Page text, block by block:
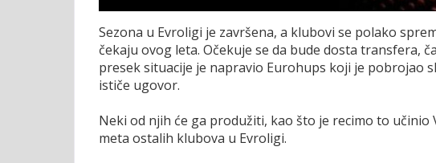
Sezona u Evroligi je završena, a klubovi se polako
čekaju ovog leta. Očekuje se da bude dosta transfera,
presek situacije je napravio Eurohups koji je pobrojao
ističe ugovor.
Neki od njih će ga produžiti, kao što je recimo to
meta ostalih klubova u Evroligi.